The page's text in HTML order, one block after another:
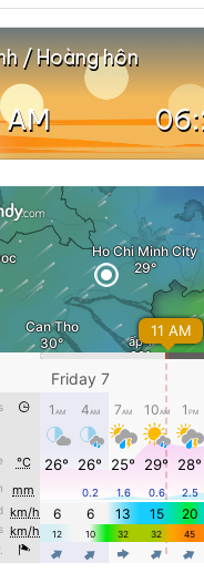
/ Hoàng hôn
AM